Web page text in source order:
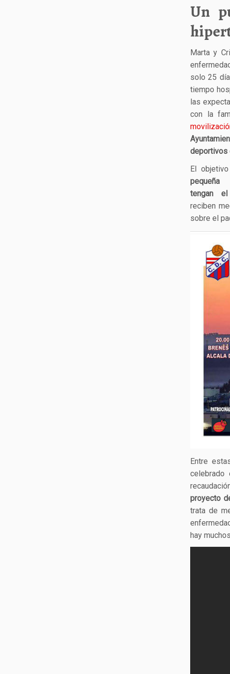
Un
Marta y
solo 25
tiempo
las
con la
deportivos
El
tengan
reciben
sobre el
Entre
celebrado
proyecto
trata de
hay